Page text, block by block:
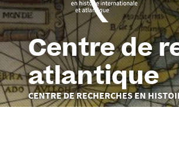
Centre de
atlantique
Vous
êtes
CENTRE DE RECHERCHES EN